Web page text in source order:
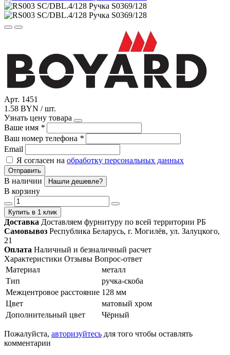
Арт. 1451
1.58 BYN / шт.
Узнать цену товара
Ваше имя *
Ваш номер телефона *
Email
Я согласен на обработку персональных данных
Отправить
В наличии Нашли дешевле?
В корзину
Купить в 1 клик
Доставка Доставляем фурнитуру по всей территории РБ
Самовывоз Республика Беларусь, г. Могилёв, ул. Залуцкого,
21
Оплата Наличный и безналичный расчет
Характеристики Отзывы Вопрос-ответ
Материал
металл
Тип
ручка-скоба
Межцентровое расстояние 128 мм
Цвет
матовый хром
Дополнительный цвет
Чёрный
Пожалуйста, авторизуйтесь для того чтобы оставлять
комментарии